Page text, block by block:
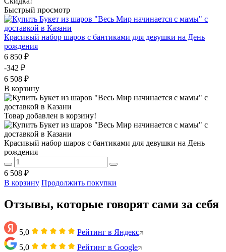
Быстрый просмотр
Красивый набор шаров с бантиками для девушки на День
рождения
6 850 ₽
-342 ₽
6 508 ₽
В корзину
Товар добавлен в корзину!
Красивый набор шаров с бантиками для девушки на День
рождения
6 508 ₽
В корзину Продолжить покупки
Отзывы, которые говорят сами за себя
5,0
Рейтинг в Яндекс
5,0
Рейтинг в Google